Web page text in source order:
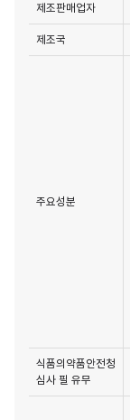
제조판매업자
제조국
주요성분
식품의약품안전청
심사 필 유무